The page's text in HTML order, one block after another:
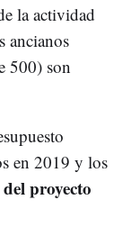
la actividad
ancianos
500) son
en 2019 y los
proyecto